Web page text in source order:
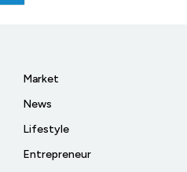
Market
News
Lifestyle
Entrepreneur